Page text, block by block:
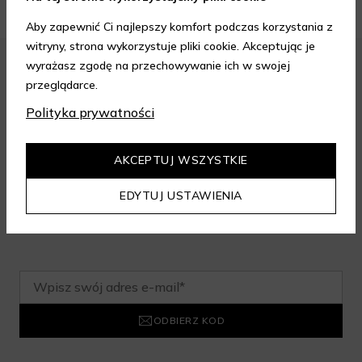
Zapisz się do newslettera i odbierz
-15% na cały nieprzeceniony asortyment przy minimalnej
wartości zamówienia 199 zł. Kod nie łączy się z innymi
zniżkami.
ODBIERZ KOD
Aby zapewnić Ci najlepszy komfort podczas korzystania z
witryny, strona wykorzystuje pliki cookie. Akceptując je
wyrażasz zgodę na przechowywanie ich w swojej
przeglądarce.
Polityka prywatności
EDYTUJ USTAWIENIA
AKCEPTUJ WSZYSTKIE